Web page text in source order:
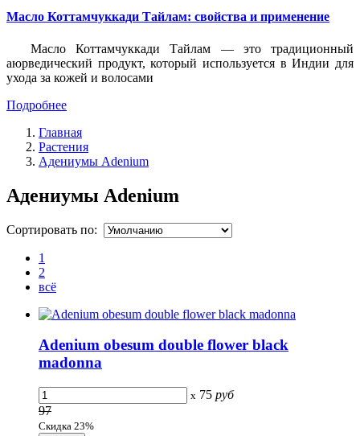
Масло Коттамчуккади Тайлам: свойства и применение
Масло Коттамчуккади Тайлам — это традиционный
аюрведический продукт, который используется в Индии для
ухода за кожей и волосами
Подробнее
Главная
Растения
Адениумы Adenium
Адениумы Adenium
Сортировать по:
1
2
всё
Adenium obesum double flower black
madonna
x 75 руб
97
Скидка 23%